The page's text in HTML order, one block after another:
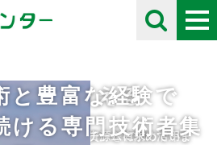
然を考える
めに、限られた資源を有効に活用し
用情報
打ち込める人をチームに求めていま
と豊富な経験で
ける専門技術者集
知らせ
Information